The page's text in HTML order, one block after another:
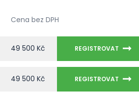
Cena bez DPH
49 500 Kč REGISTROVAT
49 500 Kč REGISTROVAT